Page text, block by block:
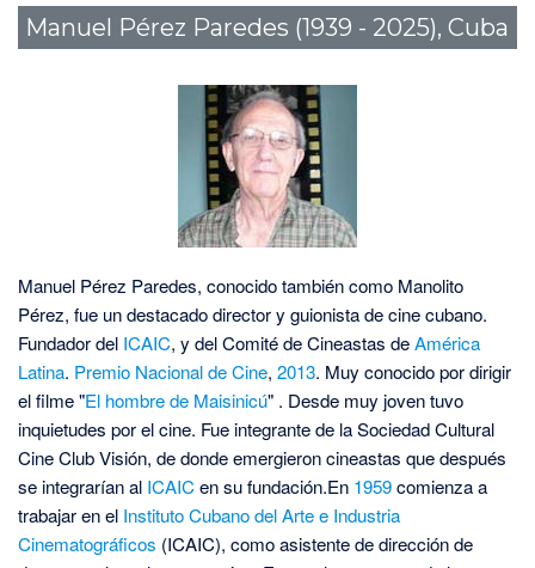
Manuel Pérez Paredes (1939 - 2025), Cuba
Manuel Pérez Paredes, conocido también como Manolito
Pérez, fue un destacado director y guionista de cine cubano.
Fundador del ICAIC, y del Comité de Cineastas deAmérica
Latina. Premio Nacional de Cine, 2013. Muy conocido por dirigir
el filme "El hombre de Maisinicú" . Desde muy joven tuvo
inquietudes por el cine. Fue integrante de la Sociedad Cultural
Cine Club Visión, de donde emergieron cineastas que después
se integrarían al ICAICen su fundación.En 1959comienza a
trabajar en el Instituto Cubano del Arte e Industria
Cinematográficos (ICAIC), como asistente de dirección de